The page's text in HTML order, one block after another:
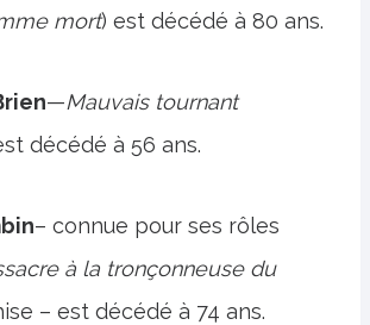
mort) est décédé à 80 ans.
—Mauvais tournant
décédé à 56 ans.
– connue pour ses rôles
à la tronçonneuse du
– est décédé à 74 ans.